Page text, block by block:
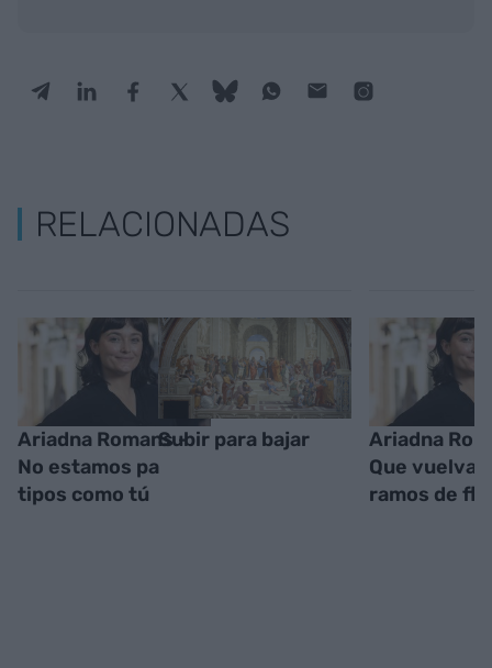
RELACIONADAS
Ariadna Romans -
No estamos pa
tipos como tú
Subir para bajar
Ariadna
Que
ramos de